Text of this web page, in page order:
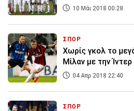
10 Μάι 2018 00:28
ΣΠΟΡ
Χωρίς γκολ το
Μίλαν με την
04 Απρ 2018 22:40
ΣΠΟΡ